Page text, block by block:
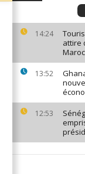
14:24
attire
Maroc
13:52
12:53